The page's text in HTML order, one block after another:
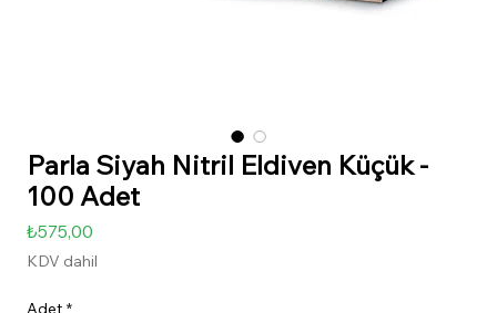
Parla Siyah Nitril Eldiven Küçük -
100 Adet
₺575,00
KDV dahil
Adet *